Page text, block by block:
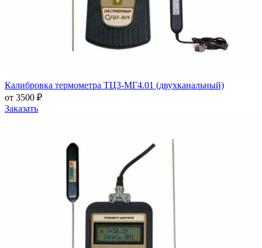
Калибровка термометра ТЦ3-МГ4.01 (двухканальный)
от 3500 ₽
Заказать